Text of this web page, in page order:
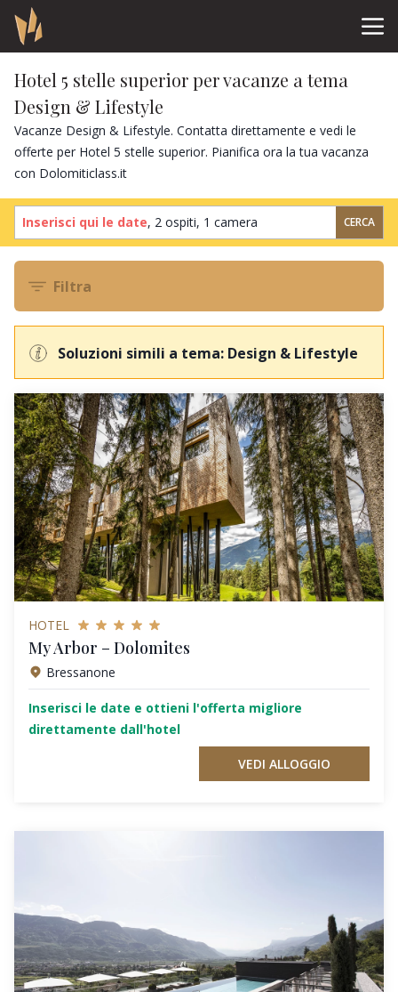
Hotel 5 stelle superior per vacanze a tema
Design & Lifestyle
Vacanze Design & Lifestyle. Contatta direttamente e vedi le
offerte per Hotel 5 stelle superior. Pianifica ora la tua vacanza
con Dolomiticlass.it
Inserisci qui le date, 2 ospiti, 1 camera CERCA
Filtra
Soluzioni simili a tema: Design & Lifestyle
HOTEL
My Arbor – Dolomites
Bressanone
Inserisci le date e ottieni l'offerta migliore
direttamente dall'hotel
VEDI ALLOGGIO